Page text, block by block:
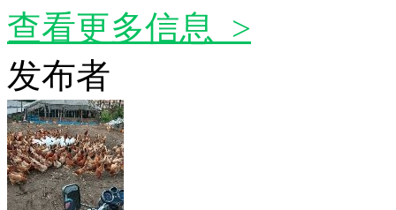
查看更多信息 >
发布者